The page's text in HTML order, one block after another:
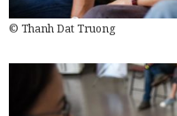
© Thanh Dat Truong